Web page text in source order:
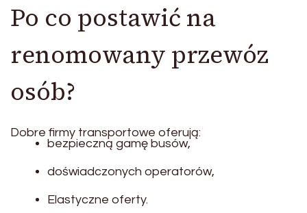
Po co postawić na
renomowany przewóz
osób?
Dobre firmy transportowe oferują:
bezpieczną gamę busów,
doświadczonych operatorów,
Elastyczne oferty.